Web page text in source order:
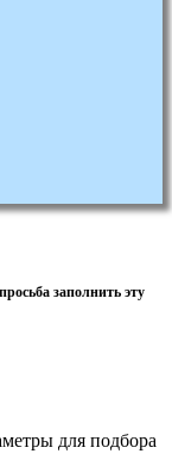
заполнить эту
для подбора